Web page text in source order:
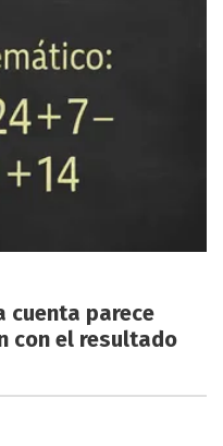
cuenta parece
con el resultado